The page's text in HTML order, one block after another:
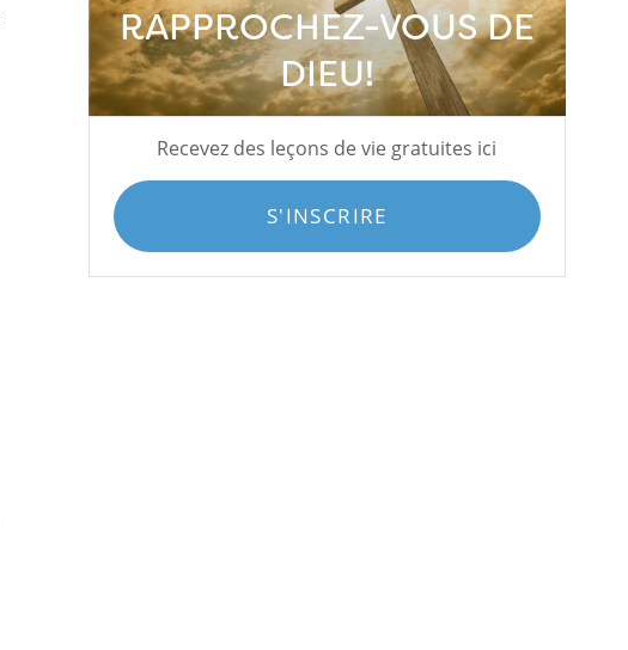
RAPPROCHEZ-VOUS DE
DIEU!
Recevez des leçons de vie gratuites ici
S'INSCRIRE